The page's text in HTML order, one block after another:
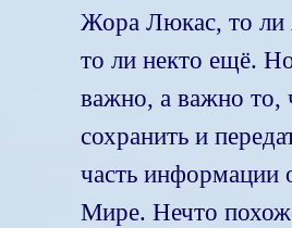
Жора Люкас, то ли
то ли некто ещё.
важно, а важно то,
сохранить и
часть информации
Мире. Нечто